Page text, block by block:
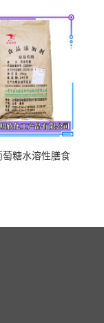
藻油
萄糖水溶性膳食